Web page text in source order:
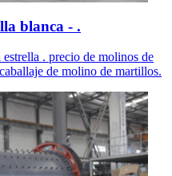
blanca - .
. precio de molinos de
de molino de martillos.